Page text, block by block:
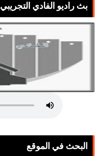
بث راديو الفادي التجريبي
البحث في الموقع